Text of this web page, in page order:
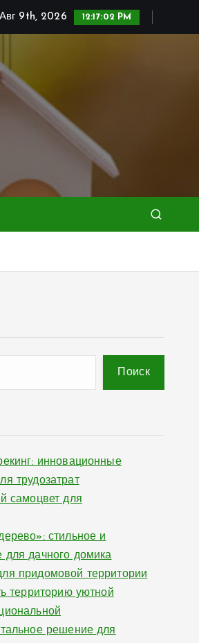
9th, 2026 12:17:04 PM
Поиск
инновационные
трудозатрат
самоцвет для
стильное и
для дачного домика
придомовой территории
территорию уютной
решение для